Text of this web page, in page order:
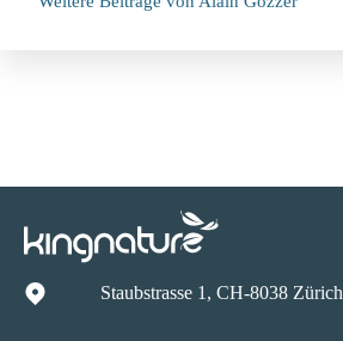
Staubstrasse 1, CH-8038 Zürich